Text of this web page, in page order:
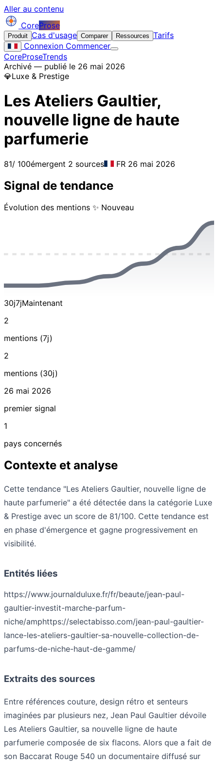
Aller au contenu
CoreProse
Produit Cas d'usage Comparer Ressources Tarifs
Connexion Commencer
CoreProseTrends
Archivé — publié le 26 mai 2026
💎Luxe & Prestige
Les Ateliers Gaultier,
nouvelle ligne de haute
parfumerie
81/ 100émergent 2 sources FR 26 mai 2026
Signal de tendance
Évolution des mentions ✨ Nouveau
30j7jMaintenant
2
mentions (7j)
2
mentions (30j)
26 mai 2026
premier signal
1
pays concernés
Contexte et analyse
Cette tendance "Les Ateliers Gaultier, nouvelle ligne de
haute parfumerie" a été détectée dans la catégorie Luxe
& Prestige avec un score de 81/100. Cette tendance est
en phase d'émergence et gagne progressivement en
visibilité.
Entités liées
https://www.journalduluxe.fr/fr/beaute/jean-paul-
gaultier-investit-marche-parfum-
niche/amphttps://selectabisso.com/jean-paul-gaultier-
lance-les-ateliers-gaultier-sa-nouvelle-collection-de-
parfums-de-niche-haut-de-gamme/
Extraits des sources
Entre références couture, design rétro et senteurs
imaginées par plusieurs nez, Jean Paul Gaultier dévoile
Les Ateliers Gaultier, sa nouvelle ligne de haute
parfumerie composée de six flacons. Alors que a fait de
son Baccarat Rouge 540 un documentaire diffusé sur